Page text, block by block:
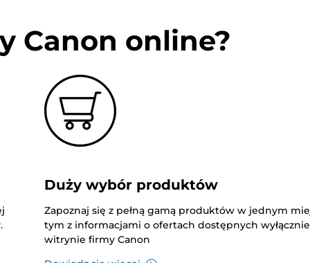
Canon online?
Duży wybór produktów
Zapoznaj się z pełną gamą produktów w jednym
tym z informacjami o ofertach dostępnych
witrynie firmy Canon